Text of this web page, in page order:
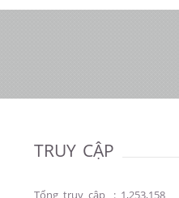
TRUY CẬP
Tổng truy cập : 1,253,158